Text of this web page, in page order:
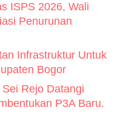
ISPS 2026, Wali
Penurunan
Infrastruktur Untuk
Bogor
Rejo Datangi
P3A Baru.